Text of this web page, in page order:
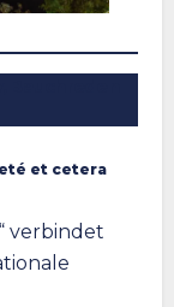
et cetera
verbindet